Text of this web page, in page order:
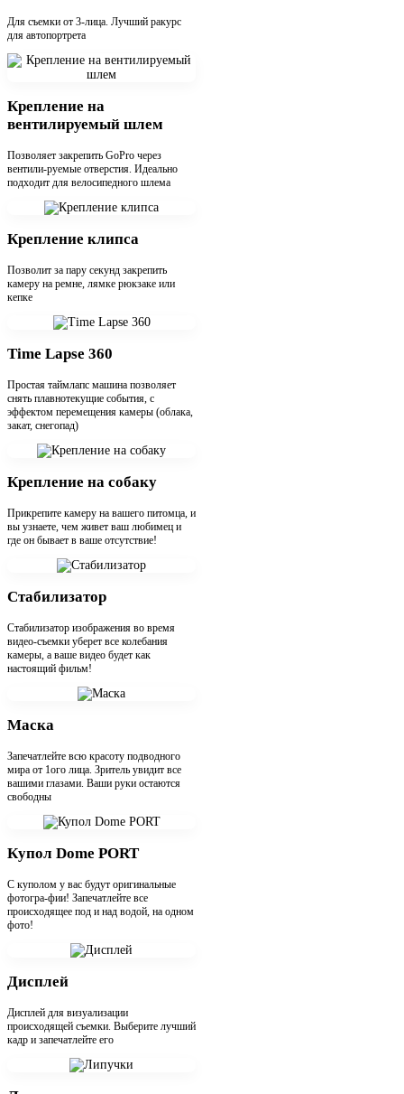
Для съемки от 3-лица. Лучший ракурс
для автопортрета
Крепление на
вентилируемый шлем
Позволяет закрепить GoPro через
вентили-руемые отверстия. Идеально
подходит для велосипедного шлема
Крепление клипса
Позволит за пару секунд закрепить
камеру на ремне, лямке рюкзаке или
кепке
Time Lapse 360
Простая таймлапс машина позволяет
снять плавнотекущие события, с
эффектом перемещения камеры (облака,
закат, снегопад)
Крепление на собаку
Прикрепите камеру на вашего питомца, и
вы узнаете, чем живет ваш любимец и
где он бывает в ваше отсутствие!
Стабилизатор
Стабилизатор изображения во время
видео-съемки уберет все колебания
камеры, а ваше видео будет как
настоящий фильм!
Маска
Запечатлейте всю красоту подводного
мира от 1ого лица. Зритель увидит все
вашими глазами. Ваши руки остаются
свободны
Купол Dome PORT
С куполом у вас будут оригинальные
фотогра-фии! Запечатлейте все
происходящее под и над водой, на одном
фото!
Дисплей
Дисплей для визуализации
происходящей съемки. Выберите лучший
кадр и запечатлейте его